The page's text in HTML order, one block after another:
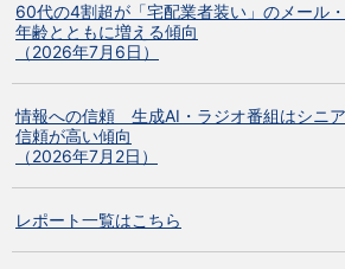
60代の4割超が「宅配業者装い」のメール
年齢とともに増える傾向
（2026年7月6日）
情報への信頼 生成AI・ラジオ番組はシニ
信頼が高い傾向
（2026年7月2日）
レポート一覧はこちら